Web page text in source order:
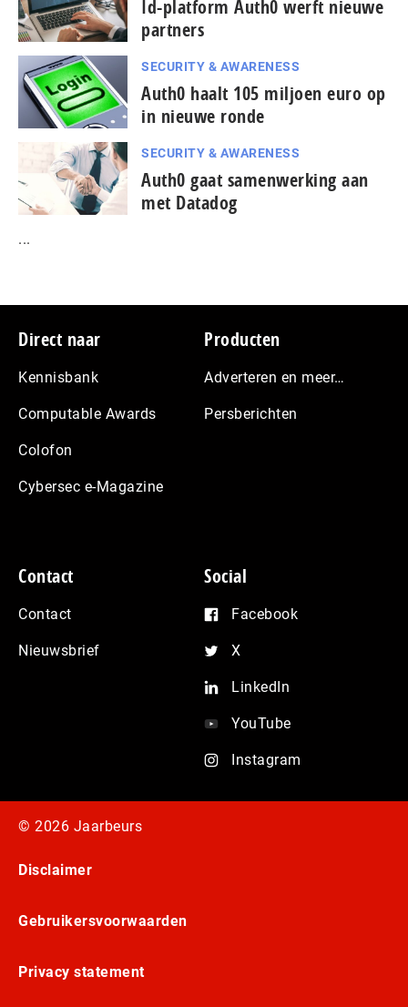
Id-platform Auth0 werft nieuwe
partners
SECURITY & AWARENESS
Auth0 haalt 105 miljoen euro op
in nieuwe ronde
SECURITY & AWARENESS
Auth0 gaat samenwerking aan
met Datadog
...
Footer
Direct naar
Kennisbank
Computable Awards
Colofon
Cybersec e-Magazine
Producten
Adverteren en meer…
Persberichten
Contact
Contact
Nieuwsbrief
Social
Facebook
X
LinkedIn
YouTube
Instagram
© 2026 Jaarbeurs
Disclaimer
Gebruikersvoorwaarden
Privacy statement